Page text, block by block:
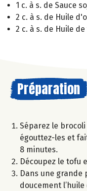
1 c. à s. de Sauce
2 c. à s. de Huile
2 c. à s. de Huile
Préparation
Séparez le
égouttez-les et
8 minutes.
Découpez le tofu
Dans une grande
doucement